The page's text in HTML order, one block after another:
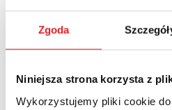
Zgoda
Niniejsza strona korzysta z
Wykorzystujemy pliki cookie
Zapytaj o